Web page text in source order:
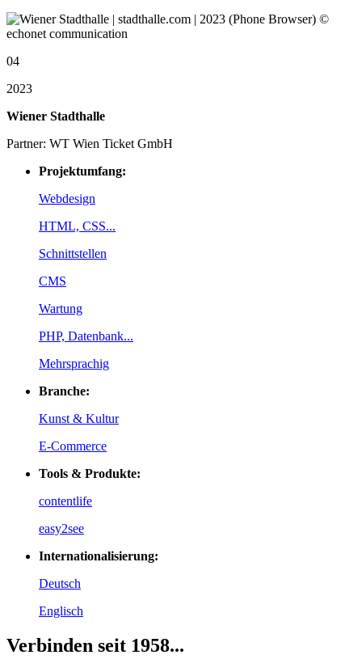
04
2023
Wiener Stadthalle
Partner: WT Wien Ticket GmbH
Projektumfang:
Webdesign
HTML, CSS...
Schnittstellen
CMS
Wartung
PHP, Datenbank...
Mehrsprachig
Branche:
Kunst & Kultur
E-Commerce
Tools & Produkte:
contentlife
easy2see
Internationalisierung:
Deutsch
Englisch
Verbinden seit 1958...